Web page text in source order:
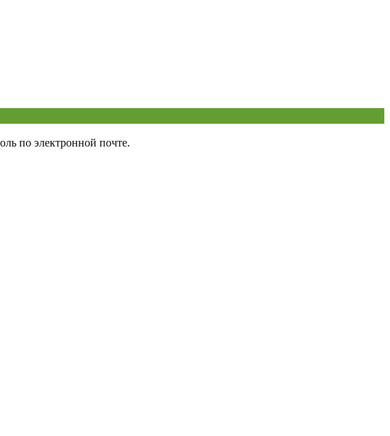
по электронной почте.